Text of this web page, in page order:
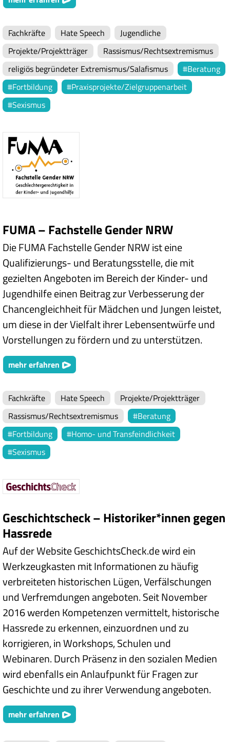
Fachkräfte Hate Speech
Jugendliche
Projekte/Projektträger
Rassismus/Rechtsextremismus
religiös begründeter Extremismus/Salafismus
Beratung
Fortbildung
Praxisprojekte/Zielgruppenarbeit
Sexismus
FUMA – Fachstelle Gender NRW
Die FUMA Fachstelle Gender NRW ist eine
Qualifizierungs- und Beratungsstelle, die mit
gezielten Angeboten im Bereich der Kinder- und
Jugendhilfe einen Beitrag zur Verbesserung der
Chancengleichheit für Mädchen und Jungen leistet,
um diese in der Vielfalt ihrer Lebensentwürfe und
Vorstellungen zu fördern und zu unterstützen.
mehr erfahren
Fachkräfte Hate Speech
Projekte/Projektträger
Rassismus/Rechtsextremismus
Beratung
Fortbildung
Homo- und Transfeindlichkeit
Sexismus
Geschichtscheck – Historiker*innen gegen
Hassrede
Auf der Website GeschichtsCheck.de wird ein
Werkzeugkasten mit Informationen zu häufig
verbreiteten historischen Lügen, Verfälschungen
und Verfremdungen angeboten. Seit November
2016 werden Kompetenzen vermittelt, historische
Hassrede zu erkennen, einzuordnen und zu
korrigieren, in Workshops, Schulen und
Webinaren. Durch Präsenz in den sozialen Medien
wird ebenfalls ein Anlaufpunkt für Fragen zur
Geschichte und zu ihrer Verwendung angeboten.
mehr erfahren